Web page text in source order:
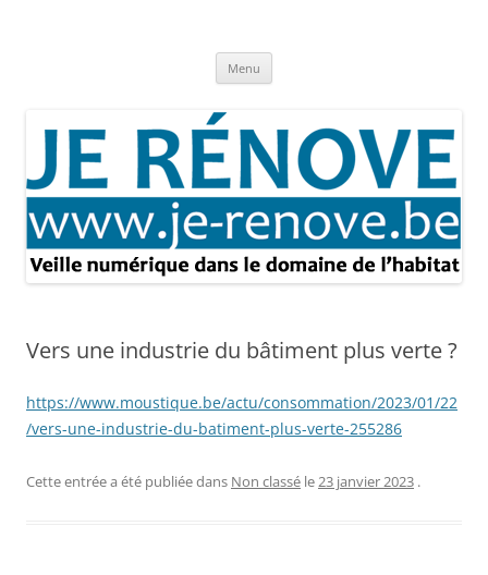
Menu
Vers une industrie du bâtiment plus verte ?
https://www.moustique.be/actu/consommation/2023/01/22
/vers-une-industrie-du-batiment-plus-verte-255286
Cette entrée a été publiée dans Non classé le23 janvier 2023 .